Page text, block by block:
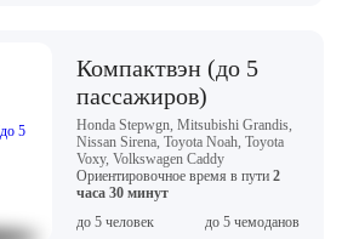
Компактвэн (до 5
пассажиров)
Honda Stepwgn, Mitsubishi Grandis,
Nissan Sirena, Toyota Noah, Toyota
Voxy, Volkswagen Caddy
Ориентировочное время в пути 2
часа 30 минут
до 5 человек
до 5 чемоданов